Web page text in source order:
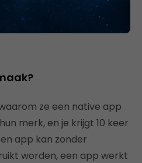
ze een native app
merk, en je krijgt 10 keer
app kan zonder
worden, een app werkt